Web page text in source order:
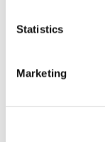
Statistics
Marketing